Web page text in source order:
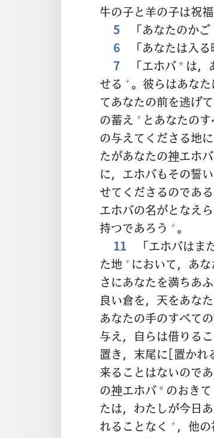
牛の子と羊の子は祝福
5
「あなたのかご
6
「あなたは入る
7
「エホバ* は，
せる + 。 彼らはあなた
てあなたの前を逃げて
の蓄え + とあなたの
の与えてくださる地
たがあなたの神エホバ
に，エホバもその誓
せてくださるのである
エホバの名がとなえ
持つであろう + 。
11
「エホバはま
た地 + において，あ
さにあなたを満ちあ
良い倉を， 天をあな
あなたの手のすべての
与え， 自らは借りる
置き， 末尾に[置かれ
来ることはないのであ
の神エホバ* のおきて
たは，わたしが今日
れることなく + ， 他の